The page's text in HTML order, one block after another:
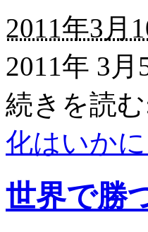
2011年3月
2011年 3
続きを読
化はいか
世界で勝